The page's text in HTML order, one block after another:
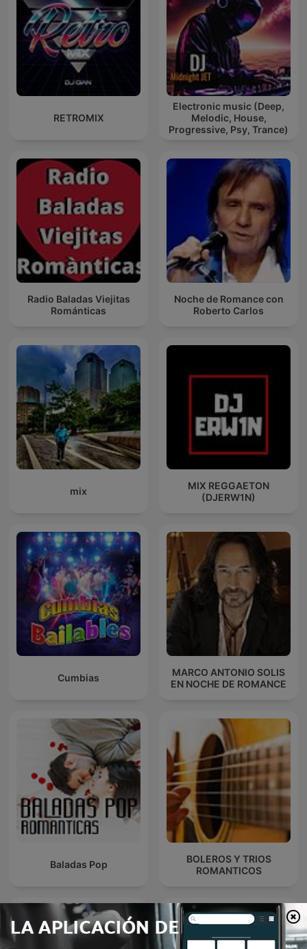
RETROMIX
Electronic music (Deep,
Melodic, House,
Progressive, Psy, Trance)
Radio Baladas Viejitas
Románticas
Noche de Romance con
Roberto Carlos
mix
MIX REGGAETON
(DJERW1N)
Cumbias
MARCO ANTONIO SOLIS
EN NOCHE DE ROMANCE
Baladas Pop
BOLEROS Y TRIOS
ROMANTICOS